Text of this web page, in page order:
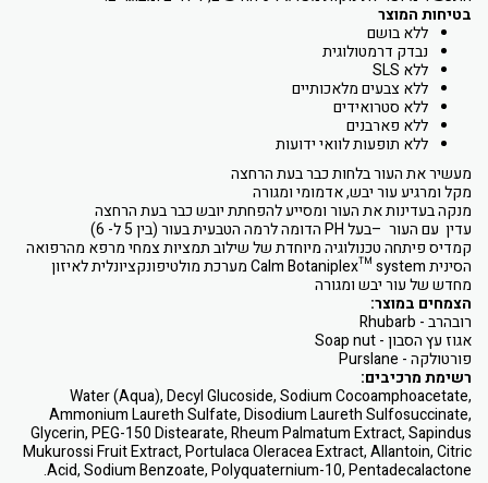
בטיחות המוצר
ללא בושם
נבדק דרמטולוגית
ללא SLS
ללא צבעים מלאכותיים
ללא סטרואידים
ללא פארבנים
ללא תופעות לוואי ידועות
מעשיר את העור בלחות כבר בעת הרחצה
מקל ומרגיע עור יבש, אדמומי ומגורה
מנקה בעדינות את העור ומסייע להפחתת יובש כבר בעת הרחצה
עדין עם העור –בעל PH הדומה לרמה הטבעית בעור (בין 5 ל- 6)
קמדיס פיתחה טכנולוגיה מיוחדת של שילוב תמציות צמחי מרפא מהרפואה
הסינית Calm Botaniplex™ system מערכת מולטיפונקציונלית לאיזון
מחדש של עור יבש ומגורה
הצמחים במוצר:
רובהרב - Rhubarb
אגוז עץ הסבון - Soap nut
פורטולקה - Purslane
רשימת מרכיבים:
Water (Aqua), Decyl Glucoside, Sodium Cocoamphoacetate,
Ammonium Laureth Sulfate, Disodium Laureth Sulfosuccinate,
Glycerin, PEG-150 Distearate, Rheum Palmatum Extract, Sapindus
Mukurossi Fruit Extract, Portulaca Oleracea Extract, Allantoin, Citric
Acid, Sodium Benzoate, Polyquaternium-10, Pentadecalactone.